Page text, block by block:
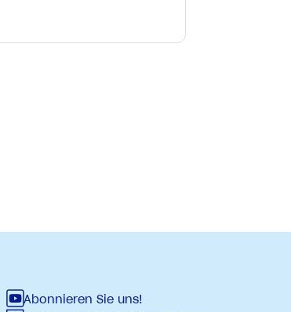
Abonnieren Sie uns!